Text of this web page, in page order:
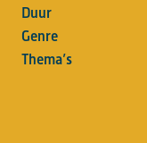
Duur
Genre
Thema’s